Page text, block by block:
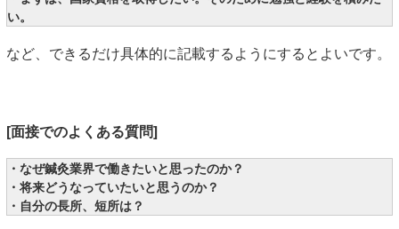
い。
など、できるだけ具体的に記載するようにするとよいです。
[面接でのよくある質問]
・なぜ鍼灸業界で働きたいと思ったのか？
・将来どうなっていたいと思うのか？
・自分の長所、短所は？